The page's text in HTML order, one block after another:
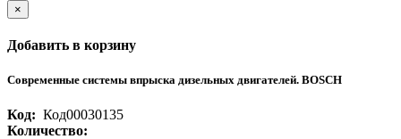
×
Добавить в корзину
Современные системы впрыска дизельных двигателей. BOSCH
Код: Код00030135
Количество: